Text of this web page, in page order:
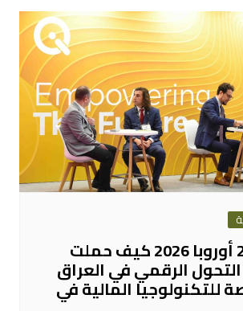
موني 20/20 أوروبا 2026 كيف حملت
الرقمي في العراق
للتكنولوجيا المالية في